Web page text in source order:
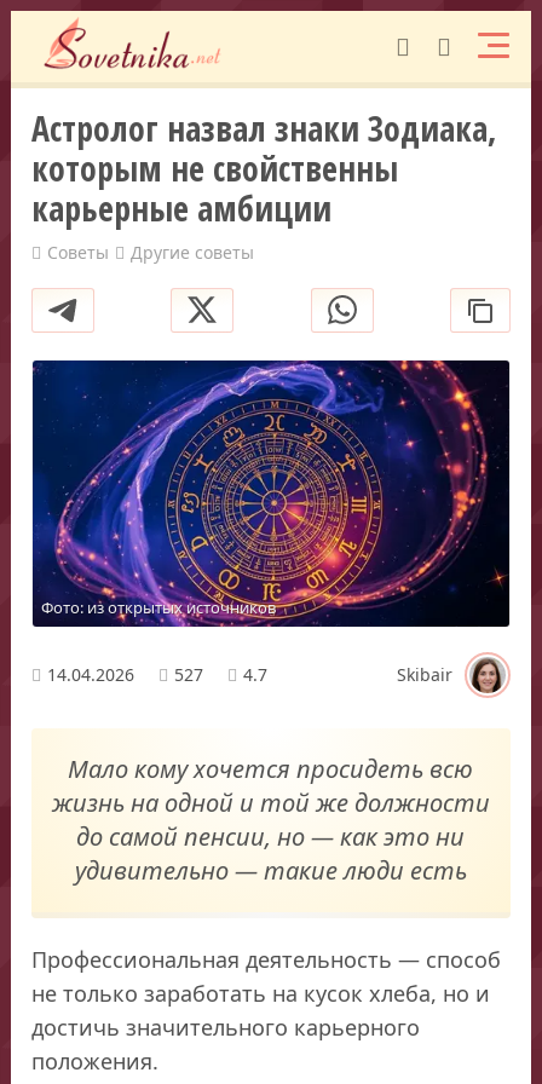
Астролог назвал знаки Зодиака,
которым не свойственны
карьерные амбиции
Советы Другие советы
Фото: из открытых источников
14.04.2026 527 4.7 Skibair
Мало кому хочется просидеть всю
жизнь на одной и той же должности
до самой пенсии, но — как это ни
удивительно — такие люди есть
Профессиональная деятельность — способ
не только заработать на кусок хлеба, но и
достичь значительного карьерного
положения.